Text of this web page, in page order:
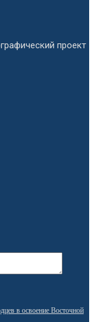
проект
в освоение Восточной